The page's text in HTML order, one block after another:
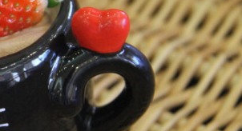
大迫力のブルーインパルス＠築
城400年の島原城から見てみた